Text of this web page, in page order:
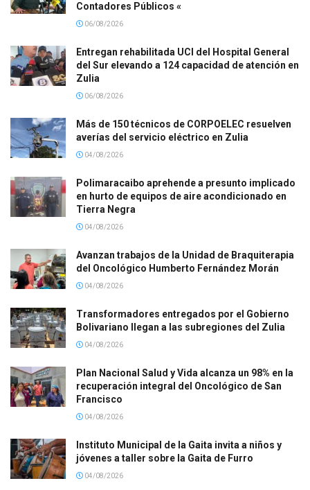
Contadores Públicos «
06/08/2026
Entregan rehabilitada UCI del Hospital General
del Sur elevando a 124 capacidad de atención en
Zulia
06/08/2026
Más de 150 técnicos de CORPOELEC resuelven
averías del servicio eléctrico en Zulia
04/08/2026
Polimaracaibo aprehende a presunto implicado
en hurto de equipos de aire acondicionado en
Tierra Negra
04/08/2026
Avanzan trabajos de la Unidad de Braquiterapia
del Oncológico Humberto Fernández Morán
04/08/2026
Transformadores entregados por el Gobierno
Bolivariano llegan a las subregiones del Zulia
04/08/2026
Plan Nacional Salud y Vida alcanza un 98% en la
recuperación integral del Oncológico de San
Francisco
04/08/2026
Instituto Municipal de la Gaita invita a niños y
jóvenes a taller sobre la Gaita de Furro
04/08/2026